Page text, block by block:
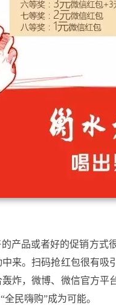
产品或者好的促销方
来。扫码抢红包很有
炸，微博、微信官方
民嗨购”成为可能。